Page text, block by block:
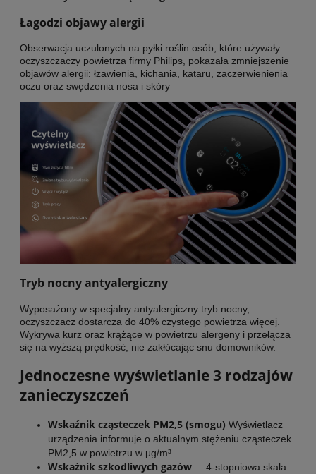
Łagodzi objawy alergii
Obserwacja uczulonych na pyłki roślin osób, które używały
oczyszczaczy powietrza firmy Philips, pokazała zmniejszenie
objawów alergii: łzawienia, kichania, kataru, zaczerwienienia
oczu oraz swędzenia nosa i skóry
Tryb nocny antyalergiczny
Wyposażony w specjalny antyalergiczny tryb nocny,
oczyszczacz dostarcza do 40% czystego powietrza więcej.
Wykrywa kurz oraz krążące w powietrzu alergeny i przełącza
się na wyższą prędkość, nie zakłócając snu domowników.
Jednoczesne wyświetlanie 3 rodzajów
zanieczyszczeń
Wskaźnik cząsteczek PM2,5 (smogu) Wyświetlacz
urządzenia informuje o aktualnym stężeniu cząsteczek
PM2,5 w powietrzu w μg/m³.
Wskaźnik szkodliwych gazów
4-stopniowa skala